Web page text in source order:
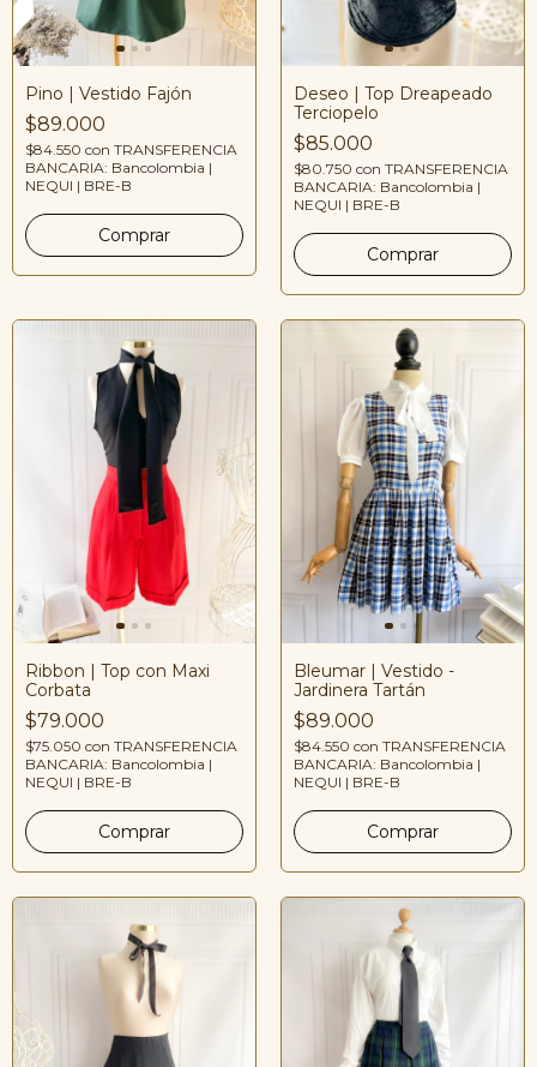
Pino | Vestido Fajón
$89.000
$84.550 con TRANSFERENCIA
BANCARIA: Bancolombia |
NEQUI | BRE-B
Deseo | Top Dreapeado
Terciopelo
$85.000
$80.750 con TRANSFERENCIA
BANCARIA: Bancolombia |
NEQUI | BRE-B
Ribbon | Top con Maxi
Corbata
$79.000
$75.050 con TRANSFERENCIA
BANCARIA: Bancolombia |
NEQUI | BRE-B
Bleumar | Vestido -
Jardinera Tartán
$89.000
$84.550 con TRANSFERENCIA
BANCARIA: Bancolombia |
NEQUI | BRE-B